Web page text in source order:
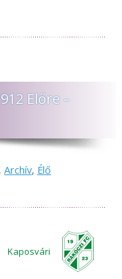
Előre –
, Archív, Élő
Kaposvári